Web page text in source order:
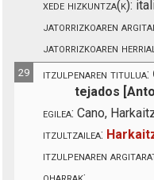
xede hizkuntza(k):
jatorrizkoaren
jatorrizkoaren
29 itzulpenaren titulua:
tejados
egilea: Cano,
itzultzailea:
itzulpenaren